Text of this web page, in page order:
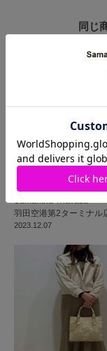
同じ
2023.12.07
Samantha Thavasa
羽田空港第2ターミナル